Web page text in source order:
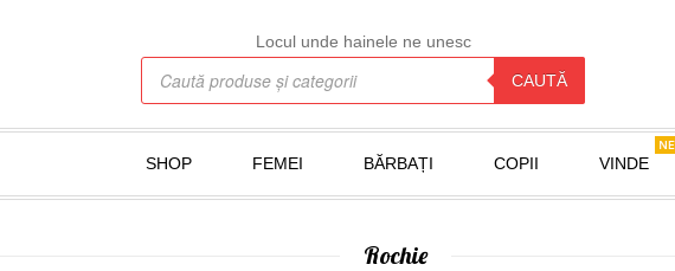
Locul unde hainele ne unesc
CAUTĂ
SHOP FEMEI BĂRBAȚI COPII VINDE
Rochie